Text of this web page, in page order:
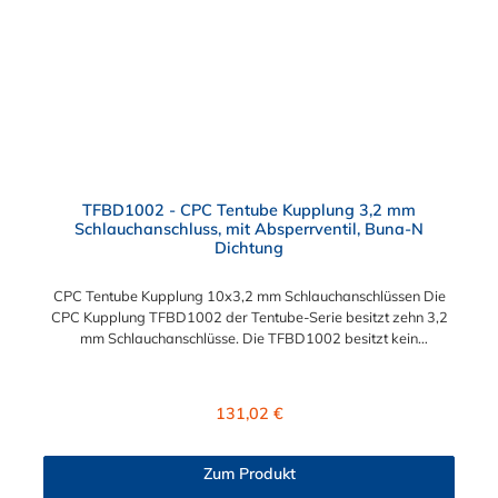
TFBD1002 - CPC Tentube Kupplung 3,2 mm
Schlauchanschluss, mit Absperrventil, Buna-N
Dichtung
CPC Tentube Kupplung 10x3,2 mm Schlauchanschlüssen Die
CPC Kupplung TFBD1002 der Tentube-Serie besitzt zehn 3,2
mm Schlauchanschlüsse. Die TFBD1002 besitzt kein
Regulärer Preis:
131,02 €
Zum Produkt